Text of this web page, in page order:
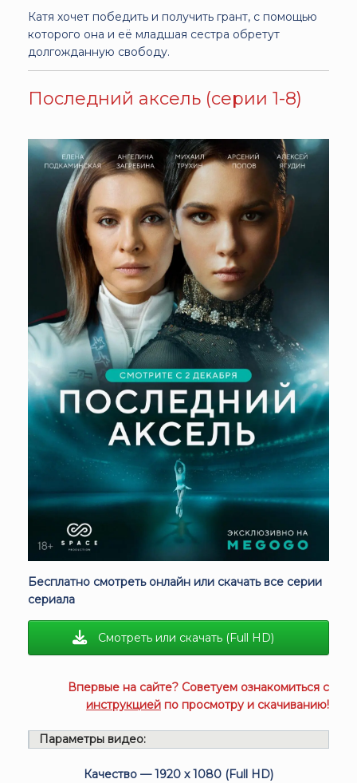
Катя хочет победить и получить грант, с помощью
которого она и её младшая сестра обретут
долгожданную свободу.
Последний аксель (серии 1-8)
Бесплатно смотреть онлайн или скачать все серии
сериала
Смотреть или скачать (Full HD)
Впервые на сайте? Советуем ознакомиться с
инструкцией по просмотру и скачиванию!
Параметры видео:
Качество — 1920 x 1080 (Full HD)